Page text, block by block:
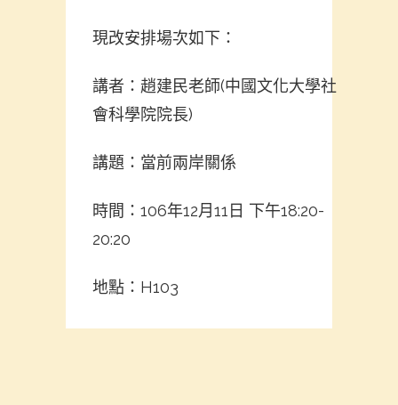
現改安排場次如下：
講者：趙建民老師(中國文化大學社
會科學院院長)
講題：當前兩岸關係
時間：106年12月11日 下午18:20-
20:20
地點：H103